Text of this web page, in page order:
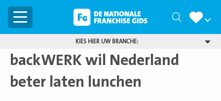
Menu Zoeken
KIES HIER UW BRANCHE:
backWERK wil Nederland
beter laten lunchen